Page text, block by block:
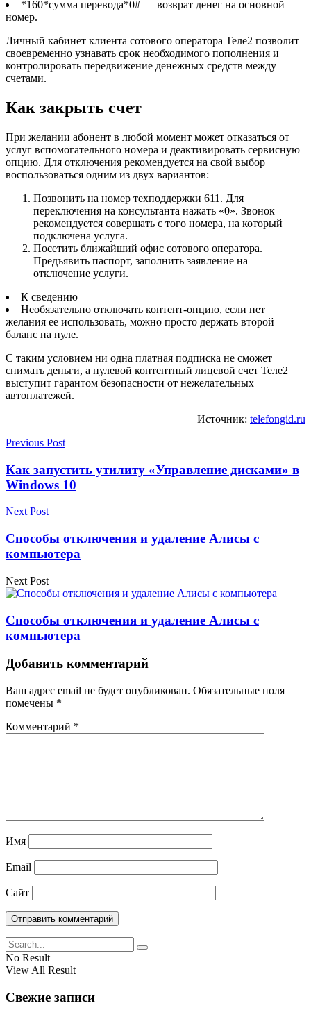
*160*сумма перевода*0# — возврат денег на основной
номер.
Личный кабинет клиента сотового оператора Теле2 позволит
своевременно узнавать срок необходимого пополнения и
контролировать передвижение денежных средств между
счетами.
Как закрыть счет
При желании абонент в любой момент может отказаться от
услуг вспомогательного номера и деактивировать сервисную
опцию. Для отключения рекомендуется на свой выбор
воспользоваться одним из двух вариантов:
Позвонить на номер техподдержки 611 . Для
переключения на консультанта нажать «0». Звонок
рекомендуется совершать с того номера, на который
подключена услуга.
Посетить ближайший офис сотового оператора.
Предъявить паспорт, заполнить заявление на
отключение услуги.
К сведению
Необязательно отключать контент-опцию, если нет
желания ее использовать, можно просто держать второй
баланс на нуле.
С таким условием ни одна платная подписка не сможет
снимать деньги, а нулевой контентный лицевой счет Теле2
выступит гарантом безопасности от нежелательных
автоплатежей.
Источник: telefongid.ru
Previous Post
Как запустить утилиту «Управление дисками» в
Windows 10
Next Post
Способы отключения и удаление Алисы с
компьютера
Next Post
Способы отключения и удаление Алисы с
компьютера
Добавить комментарий
Ваш адрес email не будет опубликован. Обязательные поля
помечены *
Комментарий *
Имя
Email
Сайт
No Result
View All Result
Свежие записи